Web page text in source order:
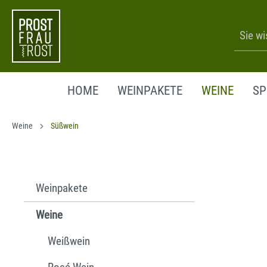
HOME WEINPAKETE WEINE
PORTUGAL
FRANKREICH
Weine Süßwein
Weinpakete
Weine
Weißwein